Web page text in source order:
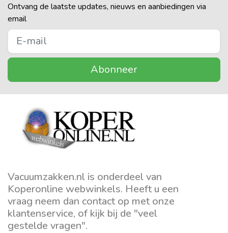
Ontvang de laatste updates, nieuws en aanbiedingen via
email
Abonneer
Vacuumzakken.nl is onderdeel van
Koperonline webwinkels. Heeft u een
vraag neem dan contact op met onze
klantenservice, of kijk bij de "veel
gestelde vragen".